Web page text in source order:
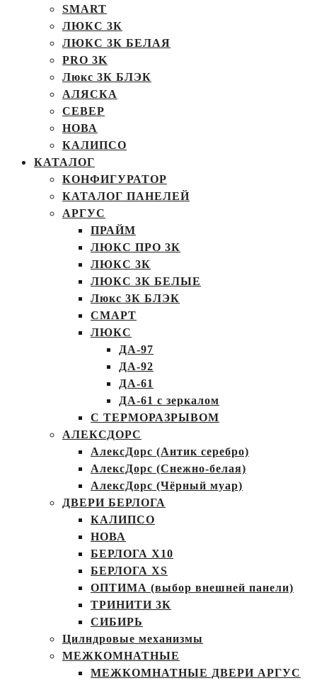
SMART
ЛЮКС 3К
ЛЮКС 3К БЕЛАЯ
PRO 3K
Люкс 3К БЛЭК
АЛЯСКА
СЕВЕР
НОВА
КАЛИПСО
КАТАЛОГ
КОНФИГУРАТОР
КАТАЛОГ ПАНЕЛЕЙ
АРГУС
ПРАЙМ
ЛЮКС ПРО 3К
ЛЮКС 3К
ЛЮКС 3К БЕЛЫЕ
Люкс 3К БЛЭК
СМАРТ
ЛЮКС
ДА-97
ДА-92
ДА-61
ДА-61 с зеркалом
С ТЕРМОРАЗРЫВОМ
АЛЕКСДОРС
АлексДорс (Антик серебро)
АлексДорс (Снежно-белая)
АлексДорс (Чёрный муар)
ДВЕРИ БЕРЛОГА
КАЛИПСО
НОВА
БЕРЛОГА Х10
БЕРЛОГА XS
ОПТИМА (выбор внешней панели)
ТРИНИТИ 3К
СИБИРЬ
Цилндровые механизмы
МЕЖКОМНАТНЫЕ
МЕЖКОМНАТНЫЕ ДВЕРИ АРГУС